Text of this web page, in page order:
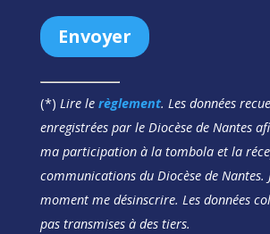
(*) Lire le règlement. Les données
enregistrées par le Diocèse de Nantes
ma participation à la tombola et la
communications du Diocèse de Nantes.
moment me désinscrire. Les données
pas transmises à des tiers.